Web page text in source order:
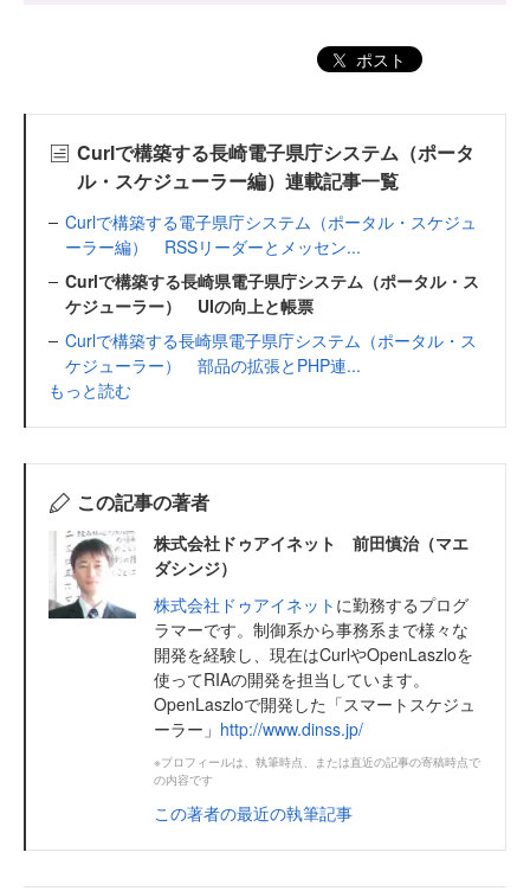
ポスト
Curlで構築する長崎電子県庁システム（ポータ
ル・スケジューラー編）連載記事一覧
Curlで構築する電子県庁システム（ポータル・スケジュ
ーラー編） RSSリーダーとメッセン...
Curlで構築する長崎県電子県庁システム（ポータル・ス
ケジューラー） UIの向上と帳票
Curlで構築する長崎県電子県庁システム（ポータル・ス
ケジューラー） 部品の拡張とPHP連...
もっと読む
この記事の著者
株式会社ドゥアイネット 前田慎治（マエ
ダシンジ）
株式会社ドゥアイネット に勤務するプログ
ラマーです。制御系から事務系まで様々な
開発を経験し、現在はCurlやOpenLaszloを
使ってRIAの開発を担当しています。
OpenLaszloで開発した「スマートスケジュ
ーラー」 http://www.dinss.jp/
※プロフィールは、執筆時点、または直近の記事の寄稿時点で
の内容です
この著者の最近の執筆記事